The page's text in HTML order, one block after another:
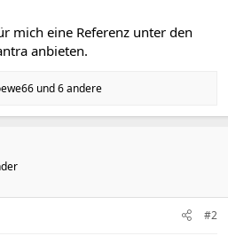
mich eine Referenz unter den
anbieten.
und 6 andere
#2